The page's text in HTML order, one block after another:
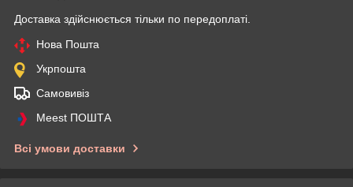
Доставка здійснюється тільки по передоплаті.
Нова Пошта
Укрпошта
Самовивіз
Meest ПОШТА
Всі умови доставки